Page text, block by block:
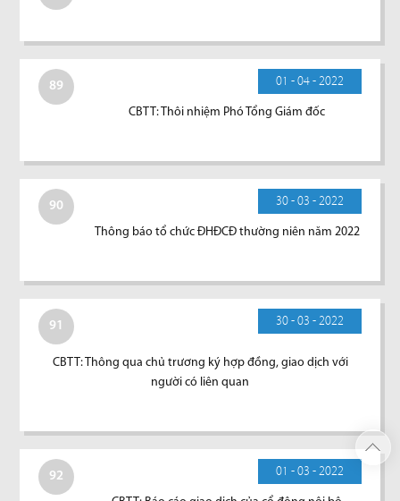
89 01 - 04 - 2022
CBTT: Thôi nhiệm Phó Tổng Giám đốc
90 30 - 03 - 2022
Thông báo tổ chức ĐHĐCĐ thường niên năm 2022
91 30 - 03 - 2022
CBTT: Thông qua chủ trương ký hợp đồng, giao dịch với
người có liên quan
92 01 - 03 - 2022